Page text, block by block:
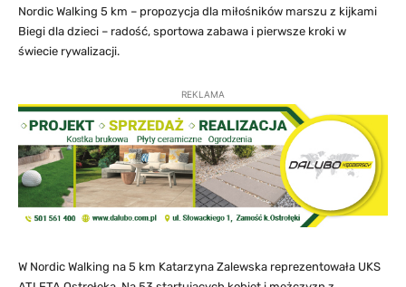
Nordic Walking 5 km – propozycja dla miłośników marszu z kijkami
Biegi dla dzieci – radość, sportowa zabawa i pierwsze kroki w
świecie rywalizacji.
REKLAMA
W Nordic Walking na 5 km Katarzyna Zalewska reprezentowała UKS